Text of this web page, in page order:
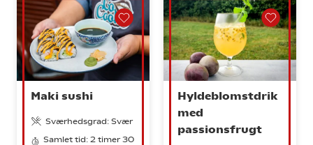
Maki sushi
Sværhedsgrad: Svær
Samlet tid: 2 timer 30
Hyldeblomstdrik
med
passionsfrugt